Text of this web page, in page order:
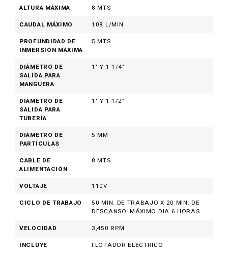
ALTURA MÁXIMA 8 MTS
CAUDAL MÁXIMO 108 L/MIN
PROFUNDIDAD DE
INMERSIÓN MÁXIMA
5 MTS
DIÁMETRO DE
SALIDA PARA
MANGUERA
1" Y 1 1/4"
DIÁMETRO DE
SALIDA PARA
TUBERÍA
1" Y 1 1/2"
DIÁMETRO DE
PARTÍCULAS
5 MM
CABLE DE
ALIMENTACIÓN
8 MTS
VOLTAJE 110V
CICLO DE TRABAJO
50 MIN. DE TRABAJO X 20 MIN. DE
DESCANSO. MÁXIMO DIA 6 HORAS
VELOCIDAD 3,450 RPM
INCLUYE FLOTADOR ELECTRICO